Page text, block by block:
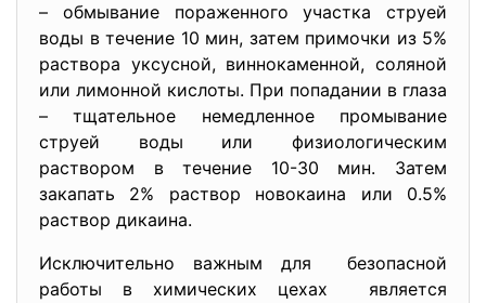
– обмывание пораженного участка струей
воды в течение 10 мин, затем примочки из 5%
раствора уксусной, виннокаменной, соляной
или лимонной кислоты. При попадании в глаза
– тщательное немедленное промывание
струей воды или физиологическим
раствором в течение 10-30 мин. Затем
закапать 2% раствор новокаина или 0.5%
раствор дикаина.
Исключительно важным для безопасной
работы в химических цехах является